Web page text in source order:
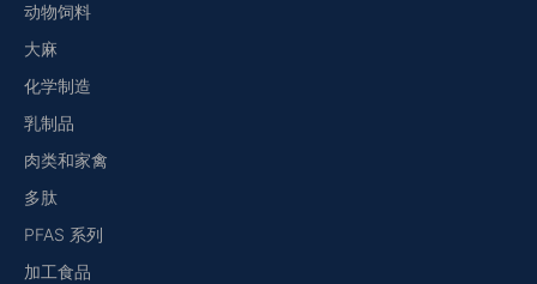
动物饲料
大麻
化学制造
乳制品
肉类和家禽
多肽
PFAS 系列
加工食品